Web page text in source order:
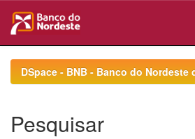
navigationDSpace - BNB - Banco do Nordeste
Pesquisar